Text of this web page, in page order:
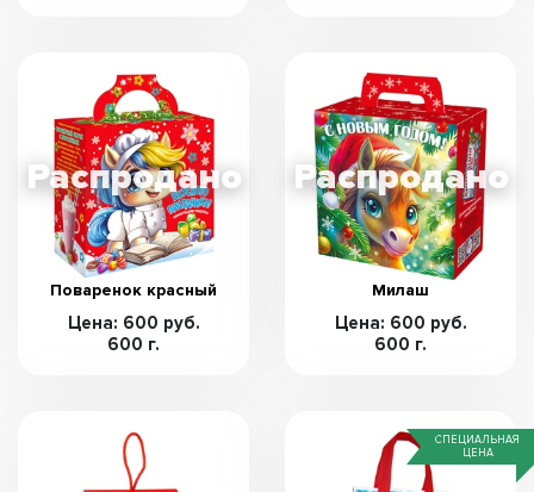
Поваренок красный
Цена: 600 руб.
600 г.
Милаш
Цена: 600 руб.
600 г.
СПЕЦИАЛЬНАЯ
ЦЕНА